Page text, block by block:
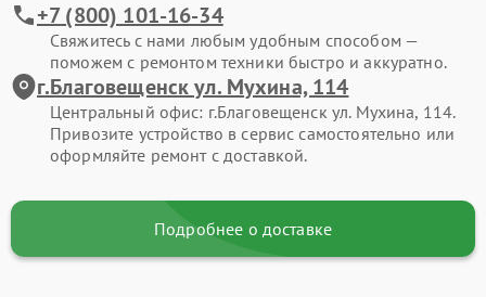
+7 (800) 101-16-34
Свяжитесь с нами любым удобным способом —
поможем с ремонтом техники быстро и аккуратно.
г.Благовещенск ул. Мухина, 114
Центральный офис: г.Благовещенск ул. Мухина, 114.
Привозите устройство в сервис самостоятельно или
оформляйте ремонт с доставкой.
Подробнее о доставке